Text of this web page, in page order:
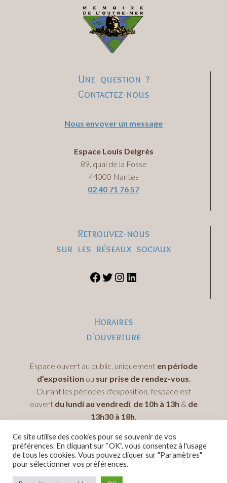
Une question ?
Contactez-nous
Nous envoyer un message
Espace Louis Delgrès
89, quai de la Fosse
44000 Nantes
02 40 71 76 57
Retrouvez-nous
sur les réseaux sociaux
Horaires
d'ouverture
Espace ouvert au public, uniquement en période
d’exposition ou sur prise de rendez-vous.
Durant les périodes d'exposition, l'espace est
ouvert du lundi au vendredi, de 10h à 13h & de
13h30 à 18h.
© 2026 Mémoire de l'Outre-Mer -
Ce site utilise des cookies pour se souvenir de vos
préférences. En cliquant sur “OK”, vous consentez à l'usage
de tous les cookies. Vous pouvez cliquer sur "Paramètres"
pour sélectionner vos préférences.